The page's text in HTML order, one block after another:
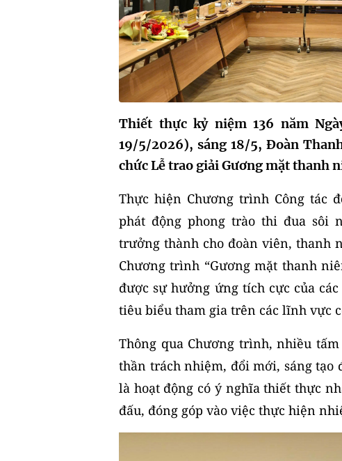
Thiết thực kỷ niệm 136 năm
19/5/2026), sáng 18/5, Đoàn
chức Lễ trao giải Gương mặt thanh
Thực hiện Chương trình Công tác
phát động phong trào thi đua sôi
trưởng thành cho đoàn viên, thanh
Chương trình “Gương mặt thanh
được sự hưởng ứng tích cực của
tiêu biểu tham gia trên các lĩnh vực
Thông qua Chương trình, nhiều
thần trách nhiệm, đổi mới, sáng
là hoạt động có ý nghĩa thiết thực
đấu, đóng góp vào việc thực hiện